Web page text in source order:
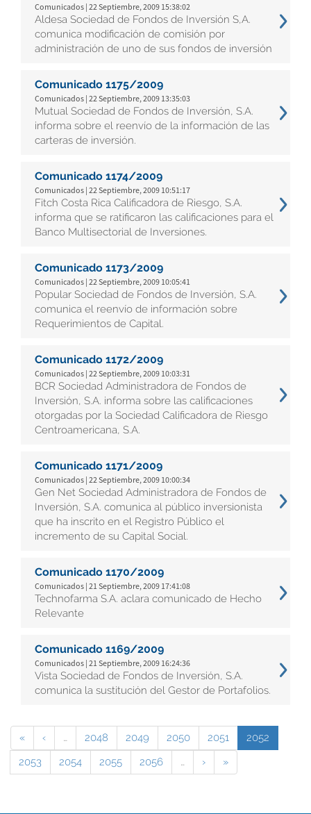
Comunicados | 22 Septiembre, 2009 15:38:02
Aldesa Sociedad de Fondos de Inversión S,A.
comunica modificación de comisión por
administración de uno de sus fondos de inversión
Comunicado 1175/2009
Comunicados | 22 Septiembre, 2009 13:35:03
Mutual Sociedad de Fondos de Inversión, S.A.
informa sobre el reenvío de la información de las
carteras de inversión.
Comunicado 1174/2009
Comunicados | 22 Septiembre, 2009 10:51:17
Fitch Costa Rica Calificadora de Riesgo, S.A.
informa que se ratificaron las calificaciones para el
Banco Multisectorial de Inversiones.
Comunicado 1173/2009
Comunicados | 22 Septiembre, 2009 10:05:41
Popular Sociedad de Fondos de Inversión, S.A.
comunica el reenvío de información sobre
Requerimientos de Capital.
Comunicado 1172/2009
Comunicados | 22 Septiembre, 2009 10:03:31
BCR Sociedad Administradora de Fondos de
Inversión, S.A. informa sobre las calificaciones
otorgadas por la Sociedad Calificadora de Riesgo
Centroamericana, S.A.
Comunicado 1171/2009
Comunicados | 22 Septiembre, 2009 10:00:34
Gen Net Sociedad Administradora de Fondos de
Inversión, S.A. comunica al público inversionista
que ha inscrito en el Registro Público el
incremento de su Capital Social.
Comunicado 1170/2009
Comunicados | 21 Septiembre, 2009 17:41:08
Technofarma S.A. aclara comunicado de Hecho
Relevante
Comunicado 1169/2009
Comunicados | 21 Septiembre, 2009 16:24:36
Vista Sociedad de Fondos de Inversión, S.A.
comunica la sustitución del Gestor de Portafolios.
« ‹ … 2048 2049 2050 2051
2052
2053
2054 2055 2056 … › »